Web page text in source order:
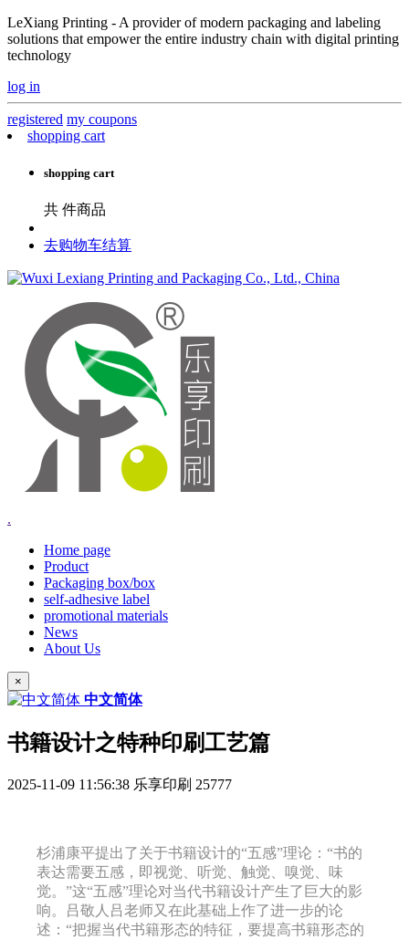
LeXiang Printing - A provider of modern packaging and labeling
solutions that empower the entire industry chain with digital printing
technology
log in
registered my coupons
shopping cart
shopping cart
共 件商品
去购物车结算
.
Home page
Product
Packaging box/box
self-adhesive label
promotional materials
News
About Us
×
中文简体
书籍设计之特种印刷工艺篇
2025-11-09 11:56:38 乐享印刷 25777
杉浦康平提出了关于书籍设计的“五感”理论：“书的
表达需要五感，即视觉、听觉、触觉、嗅觉、味
觉。”这“五感”理论对当代书籍设计产生了巨大的影
响。吕敬人吕老师又在此基础上作了进一步的论
述：“把握当代书籍形态的特征，要提高书籍形态的